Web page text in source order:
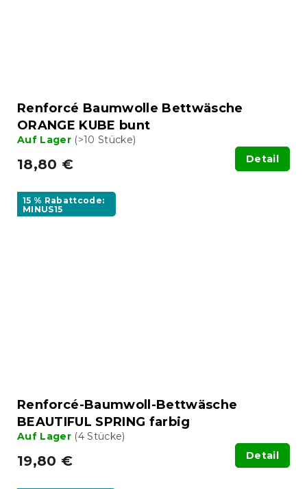
Renforcé Baumwolle Bettwäsche
ORANGE KUBE bunt
Auf Lager (>10 Stücke)
18,80 € Detail
15 % Rabattcode:
MINUS15
Renforcé-Baumwoll-Bettwäsche
BEAUTIFUL SPRING farbig
Auf Lager (4 Stücke)
19,80 € Detail